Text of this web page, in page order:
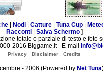
Nodi Catture Tuna Cup
Racconti| Salva Schermo]
totale o parziale di testo e foto
2016 Biggame.it - E-mail
Privacy - Disclaimer - Credits
- 2006 (Powered by Net Tuna)